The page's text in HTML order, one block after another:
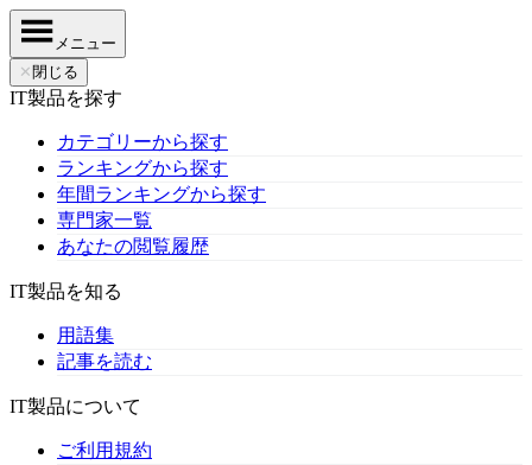
メニュー
✕ 閉じる
IT製品を探す
カテゴリーから探す
ランキングから探す
年間ランキングから探す
専門家一覧
あなたの閲覧履歴
IT製品を知る
用語集
記事を読む
IT製品について
ご利用規約